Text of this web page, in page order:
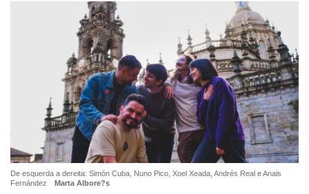
De esquerda a dereita: Simón Cuba, Nuno Pico, Xoel Xeada, Andrés Real e Anais
Fernández
Marta Albore?s